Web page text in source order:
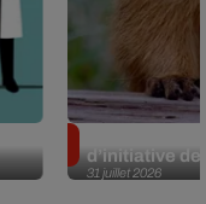
31 juillet 2026
d’initiative